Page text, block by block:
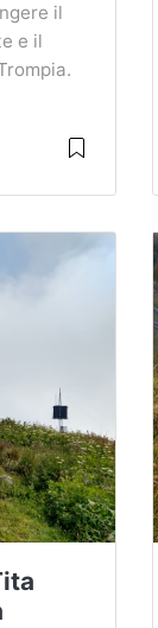
il
e il